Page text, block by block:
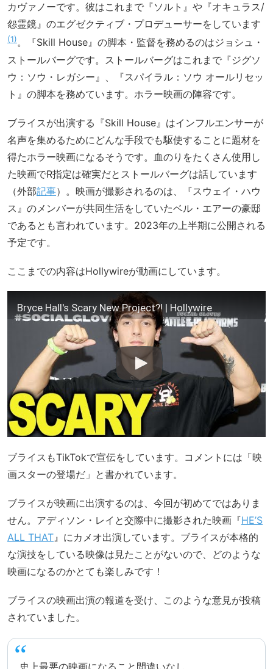
カヴァノーです。彼はこれまで『ソルト』や『オキュラス/
怨霊鏡』のエグゼクティブ・プロデューサーをしています
1 。『Skill House』の脚本・監督を務めるのはジョシュ・
ストールバーグです。ストールバーグはこれまで『ジグソ
ウ：ソウ・レガシー』、『スパイラル：ソウ オールリセッ
ト』の脚本を務めています。ホラー映画の陣容です。
ブライスが出演する『Skill House』はインフルエンサーが
名声を集めるためにどんな手段でも駆使することに題材を
得たホラー映画になるそうです。血のりをたくさん使用し
た映画でR指定は確実だとストールバーグは話しています
（外部記事）。映画が撮影されるのは、『スウェイ・ハウ
ス』のメンバーが共同生活をしていたベル・エアーの豪邸
であるとも言われています。2023年の上半期に公開される
予定です。
ここまでの内容はHollywireが動画にしています。
Bryce Hall's Scary New Project?! | Hollywire
ブライスもTikTokで宣伝をしています。コメントには「映
画スターの登場だ」と書かれています。
ブライスが映画に出演するのは、今回が初めてではありま
せん。アディソン・レイと交際中に撮影された映画『HE’S
ALL THAT』にカメオ出演しています。ブライスが本格的
な演技をしている映像は見たことがないので、どのような
映画になるのかとても楽しみです！
ブライスの映画出演の報道を受け、このような意見が投稿
されていました。
史上最悪の映画になること間違いなし